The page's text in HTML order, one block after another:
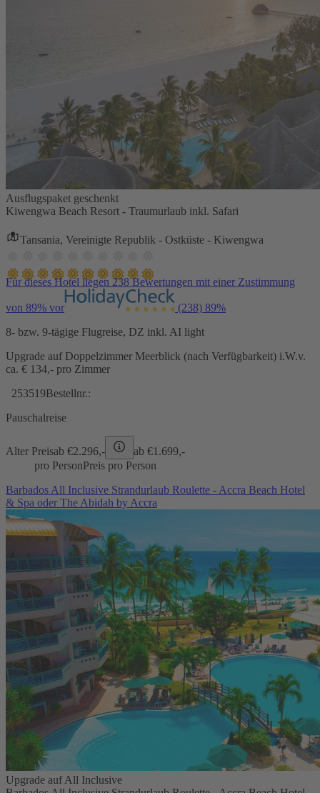
Ausflugspaket geschenkt
Kiwengwa Beach Resort - Traumurlaub inkl. Safari
Tansania, Vereinigte Republik - Ostküste - Kiwengwa
Für dieses Hotel liegen 238 Bewertungen mit einer Zustimmung
von 89% vor (238) 89%
8- bzw. 9-tägige Flugreise, DZ inkl. AI light
Upgrade auf Doppelzimmer Meerblick (nach Verfügbarkeit) i.W.v.
ca. € 134,- pro Zimmer
253519Bestellnr.:
Pauschalreise
Alter Preisab €2.296,- ab €1.699,-
pro PersonPreis pro Person
Barbados All Inclusive Strandurlaub Roulette - Accra Beach Hotel
& Spa oder The Abidah by Accra
Upgrade auf All Inclusive